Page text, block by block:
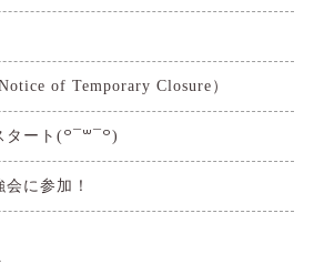
of Temporary Closure）
ート(꒪¯꒳​¯꒪)
に参加！